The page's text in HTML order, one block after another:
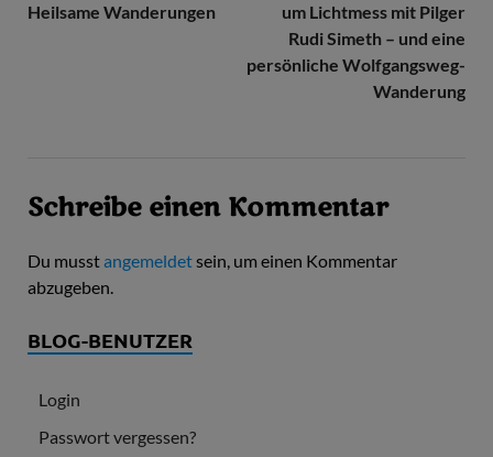
Heilsame Wanderungen
um Lichtmess mit Pilger
Rudi Simeth – und eine
persönliche Wolfgangsweg-
Wanderung
Schreibe einen Kommentar
Du musstangemeldetsein, um einen Kommentar
abzugeben.
BLOG-BENUTZER
Login
Passwort vergessen?